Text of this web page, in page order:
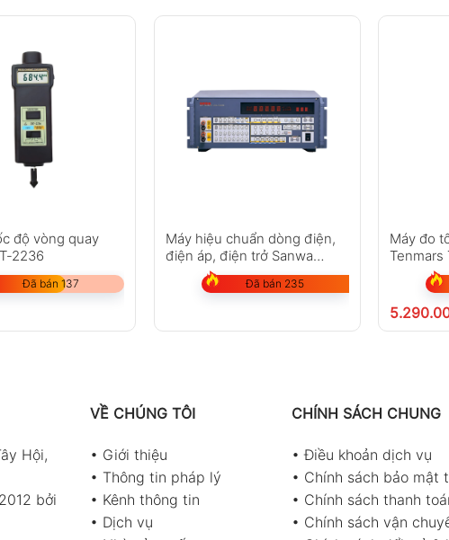
khí
ngay
0,5 đến 19.999 vòng/phút
0,1 vòng/phút (0,5 đến 999,9 vòng/phút)
1 vòng/phút
0,2 đến 6560 feet/phút
1 giây > 6 vòng/phút
LCD 5 chữ số
độ vòng quay
2236
Đã bán 137
Máy hiệu chuẩn dòng điện,
điện áp, điện trở Sanwa
STD5000M
Đã bán 235
Máy đo
Tenmars
Hội,
bởi
VỀ CHÚNG TÔI
• Giới thiệu
• Thông tin pháp lý
• Kênh thông tin
• Dịch vụ
CHÍNH SÁCH CHUNG
•Điều khoản dịch vụ
• Chính sách bảo mật
• Chính sách thanh
• Chính sách vận